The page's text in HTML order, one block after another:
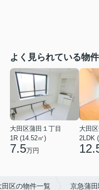
よく見られている物件
大田区蒲田１丁目
1R (14.52㎡)
7.5万円
大田
2LDK
田区の物件一覧 京急蒲田